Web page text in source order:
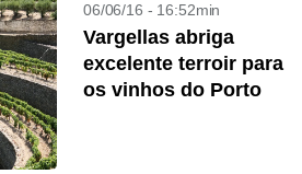
06/06/16 - 16:52min
Vargellas abriga
excelente terroir para
os vinhos do Porto